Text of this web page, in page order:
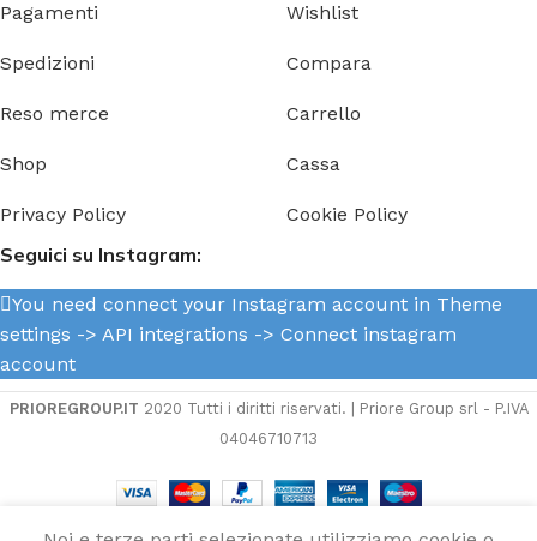
Pagamenti
Spedizioni
Reso merce
Shop
Privacy Policy
Wishlist
Compara
Carrello
Cassa
Cookie Policy
Seguici su Instagram:
You need connect your Instagram account in Theme
settings -> API integrations -> Connect instagram
account
PRIOREGROUP.IT 2020 Tutti i diritti riservati. | Priore Group srl - P.IVA
04046710713